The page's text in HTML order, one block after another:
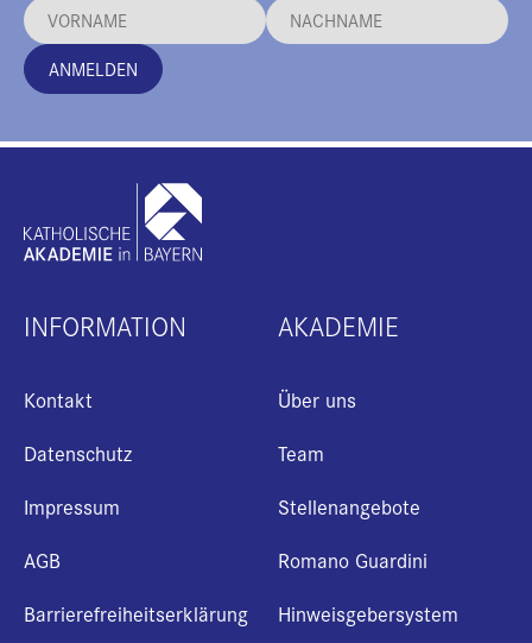
ANMELDEN
INFORMATION
Kontakt
Datenschutz
Impressum
AGB
Barrierefreiheitserklärung
AKADEMIE
Über uns
Team
Stellenangebote
Romano Guardini
Hinweisgebersystem